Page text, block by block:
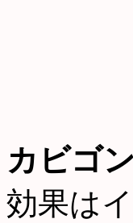
カビゴン
効果は